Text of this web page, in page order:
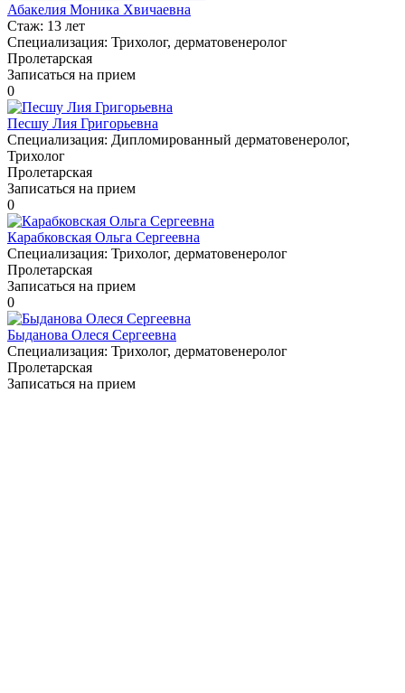
Абакелия Моника Хвичаевна
Стаж: 13 лет
Специализация: Трихолог, дерматовенеролог
Пролетарская
Записаться на прием
0
Песшу Лия Григорьевна
Специализация: Дипломированный дерматовенеролог,
Трихолог
Пролетарская
Записаться на прием
0
Карабковская Ольга Сергеевна
Специализация: Трихолог, дерматовенеролог
Пролетарская
Записаться на прием
0
Быданова Олеся Сергеевна
Специализация: Трихолог, дерматовенеролог
Пролетарская
Записаться на прием